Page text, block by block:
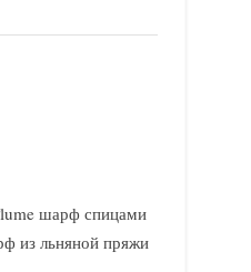
шарф спицами
из льняной пряжи